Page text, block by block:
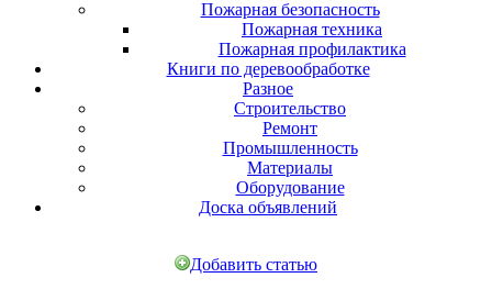
Пожарная безопасность
Пожарная техника
Пожарная профилактика
Книги по деревообработке
Разное
Строительство
Ремонт
Промышленность
Материалы
Оборудование
Доска объявлений
Добавить статью